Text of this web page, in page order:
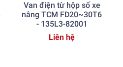
Van điện từ hộp số xe
nâng TCM FD20~30T6
- 135L3-82001
Liên hệ